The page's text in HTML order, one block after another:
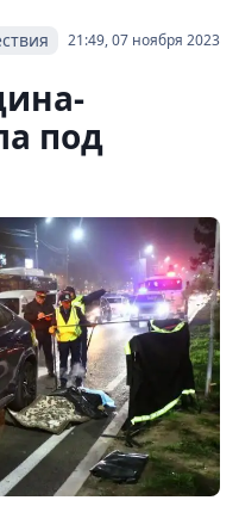
21:49, 07 ноября 2023
под